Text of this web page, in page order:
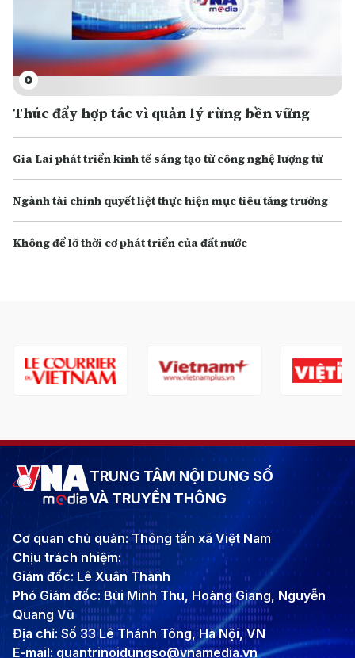
Thúc đẩy hợp tác vì quản lý rừng bền vững
Gia Lai phát triển kinh tế sáng tạo từ công nghệ lượng tử
Ngành tài chính quyết liệt thực hiện mục tiêu tăng trưởng
Không để lỡ thời cơ phát triển của đất nước
TRUNG TÂM NỘI DUNG SỐ
VÀ TRUYỀN THÔNG
Cơ quan chủ quản: Thông tấn xã Việt Nam
Chịu trách nhiệm:
Giám đốc: Lê Xuân Thành
Phó Giám đốc: Bùi Minh Thu, Hoàng Giang, Nguyễn
Quang Vũ
Địa chỉ: Số 33 Lê Thánh Tông, Hà Nội, VN
E-mail: quantrinoidungso@vnamedia.vn